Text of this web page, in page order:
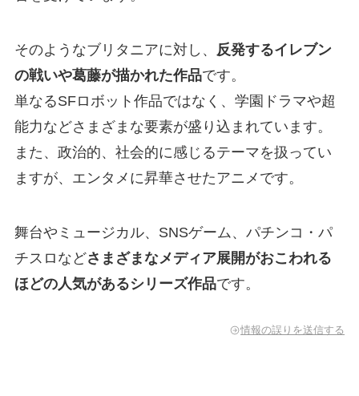
そのようなブリタニアに対し、 反発するイレブン
の戦いや葛藤が描かれた作品です。
単なるSFロボット作品ではなく、学園ドラマや超
能力などさまざまな要素が盛り込まれています。
また、政治的、社会的に感じるテーマを扱ってい
ますが、エンタメに昇華させたアニメです。
舞台やミュージカル、SNSゲーム、パチンコ・パ
チスロなどさまざまなメディア展開がおこわれる
ほどの人気があるシリーズ作品です。
情報の誤りを送信する